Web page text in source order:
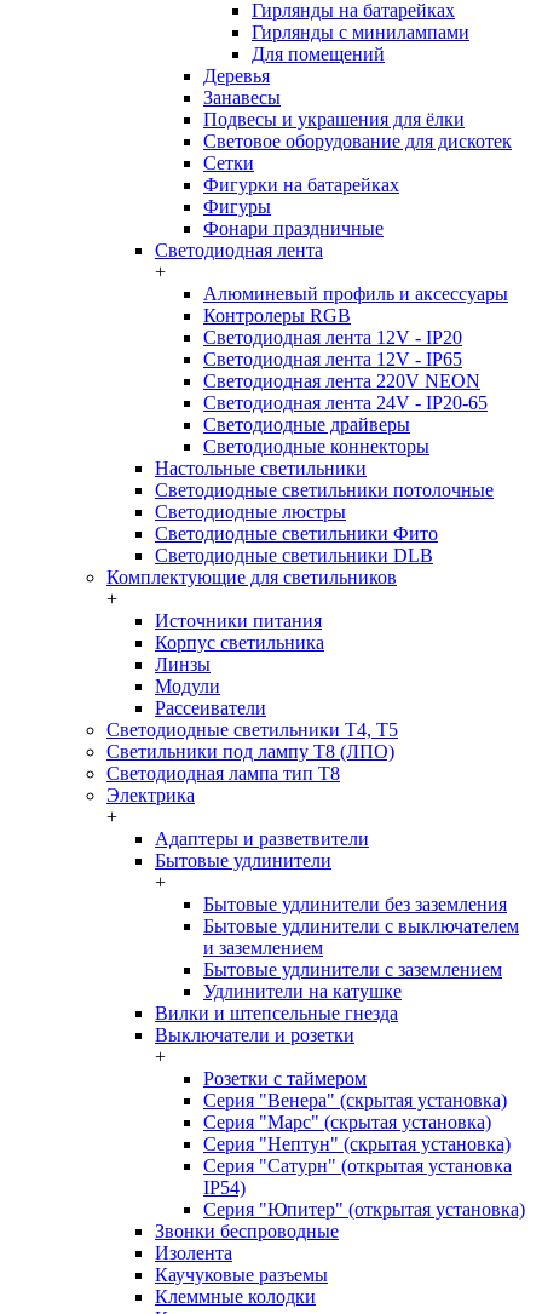
Гирлянды на батарейках
Гирлянды с минилампами
Для помещений
Деревья
Занавесы
Подвесы и украшения для ёлки
Световое оборудование для дискотек
Сетки
Фигурки на батарейках
Фигуры
Фонари праздничные
Светодиодная лента
+
Алюминевый профиль и аксессуары
Контролеры RGB
Светодиодная лента 12V - IP20
Светодиодная лента 12V - IP65
Светодиодная лента 220V NEON
Светодиодная лента 24V - IP20-65
Светодиодные драйверы
Светодиодные коннекторы
Настольные светильники
Светодиодные светильники потолочные
Светодиодные люстры
Светодиодные светильники Фито
Светодиодные светильники DLB
Комплектующие для светильников
+
Источники питания
Корпус светильника
Линзы
Модули
Рассеиватели
Светодиодные светильники T4, T5
Светильники под лампу Т8 (ЛПО)
Светодиодная лампа тип T8
Электрика
+
Адаптеры и разветвители
Бытовые удлинители
+
Бытовые удлинители без заземления
Бытовые удлинители с выключателем
и заземлением
Бытовые удлинители с заземлением
Удлинители на катушке
Вилки и штепсельные гнезда
Выключатели и розетки
+
Розетки с таймером
Серия "Венера" (скрытая установка)
Серия "Марс" (скрытая установка)
Серия "Нептун" (скрытая установка)
Серия "Сатурн" (открытая установка
IP54)
Серия "Юпитер" (открытая установка)
Звонки беспроводные
Изолента
Каучуковые разъемы
Клеммные колодки